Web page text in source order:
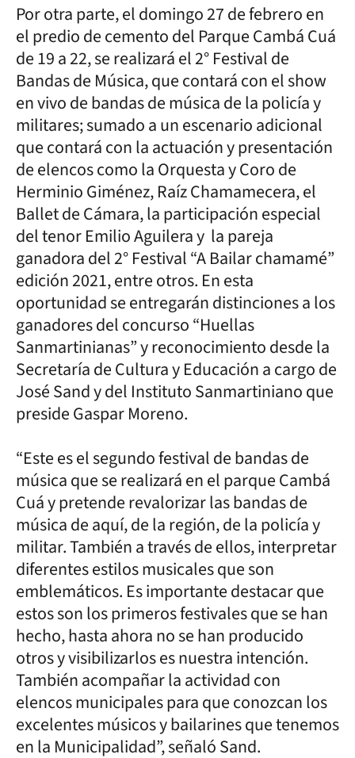
Por otra parte, el domingo 27 de febrero en
el predio de cemento del Parque Cambá Cuá
de 19 a 22, se realizará el 2° Festival de
Bandas de Música, que contará con el show
en vivo de bandas de música de la policía y
militares; sumado a un escenario adicional
que contará con la actuación y presentación
de elencos como la Orquesta y Coro de
Herminio Giménez, Raíz Chamamecera, el
Ballet de Cámara, la participación especial
del tenor Emilio Aguilera y la pareja
ganadora del 2° Festival “A Bailar chamamé”
edición 2021, entre otros. En esta
oportunidad se entregarán distinciones a los
ganadores del concurso “Huellas
Sanmartinianas” y reconocimiento desde la
Secretaría de Cultura y Educación a cargo de
José Sand y del Instituto Sanmartiniano que
preside Gaspar Moreno.
“Este es el segundo festival de bandas de
música que se realizará en el parque Cambá
Cuá y pretende revalorizar las bandas de
música de aquí, de la región, de la policía y
militar. También a través de ellos, interpretar
diferentes estilos musicales que son
emblemáticos. Es importante destacar que
estos son los primeros festivales que se han
hecho, hasta ahora no se han producido
otros y visibilizarlos es nuestra intención.
También acompañar la actividad con
elencos municipales para que conozcan los
excelentes músicos y bailarines que tenemos
en la Municipalidad”, señaló Sand.